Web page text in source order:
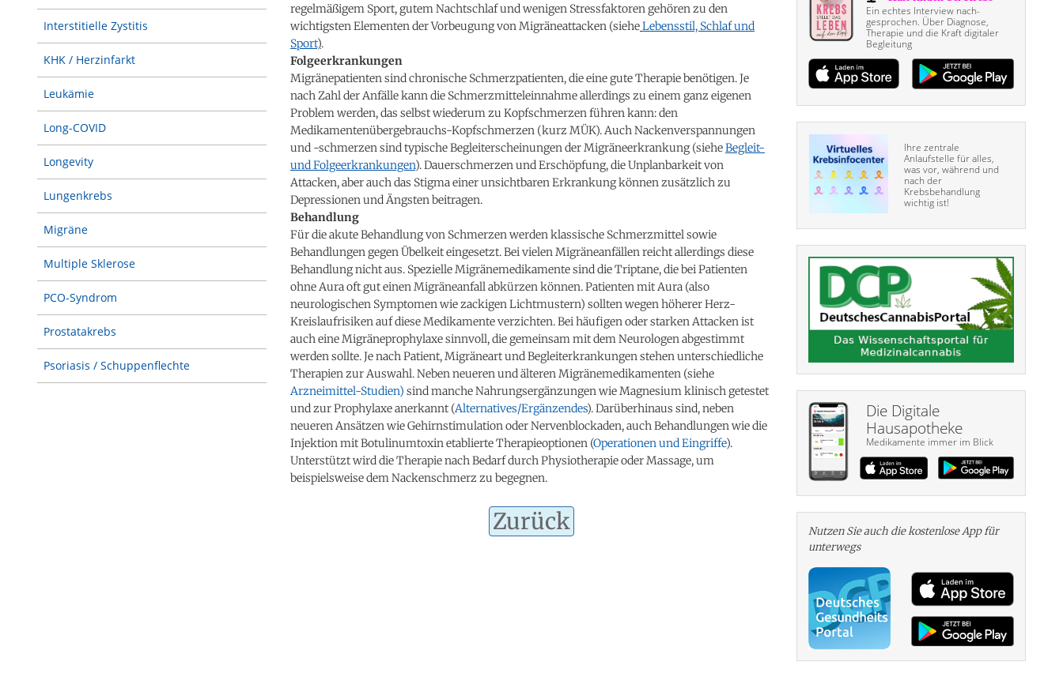
Interstitielle Zystitis
KHK / Herzinfarkt
Leukämie
Long-COVID
Longevity
Lungenkrebs
Migräne
Multiple Sklerose
PCO-Syndrom
Prostatakrebs
Psoriasis / Schuppenflechte
regelmäßigem Sport, gutem Nachtschlaf und wenigen Stressfaktoren gehören zu den
wichtigsten Elementen der Vorbeugung von Migräneattacken (sieheLebensstil, Schlaf und
Sport).
Folgeerkrankungen
Migränepatienten sind chronische Schmerzpatienten, die eine gute Therapie benötigen. Je
nach Zahl der Anfälle kann die Schmerzmitteleinnahme allerdings zu einem ganz eigenen
Problem werden, das selbst wiederum zu Kopfschmerzen führen kann: den
Medikamentenübergebrauchs-Kopfschmerzen (kurz MÜK). Auch Nackenverspannungen
und -schmerzen sind typische Begleiterscheinungen der Migräneerkrankung (sieheBegleit-
und Folgeerkrankungen). Dauerschmerzen und Erschöpfung, die Unplanbarkeit von
Attacken, aber auch das Stigma einer unsichtbaren Erkrankung können zusätzlich zu
Depressionen und Ängsten beitragen.
Behandlung
Für die akute Behandlung von Schmerzen werden klassische Schmerzmittel sowie
Behandlungen gegen Übelkeit eingesetzt. Bei vielen Migräneanfällen reicht allerdings diese
Behandlung nicht aus. Spezielle Migränemedikamente sind die Triptane, die bei Patienten
ohne Aura oft gut einen Migräneanfall abkürzen können. Patienten mit Aura (also
neurologischen Symptomen wie zackigen Lichtmustern) sollten wegen höherer Herz-
Kreislaufrisiken auf diese Medikamente verzichten. Bei häufigen oder starken Attacken ist
auch eine Migräneprophylaxe sinnvoll, die gemeinsam mit dem Neurologen abgestimmt
werden sollte. Je nach Patient, Migräneart und Begleiterkrankungen stehen unterschiedliche
Therapien zur Auswahl. Neben neueren und älteren Migränemedikamenten (siehe
Arzneimittel-Studien) sind manche Nahrungsergänzungen wie Magnesium klinisch getestet
und zur Prophylaxe anerkannt (Alternatives/Ergänzendes). Darüberhinaus sind, neben
neueren Ansätzen wie Gehirnstimulation oder Nervenblockaden, auch Behandlungen wie die
Injektion mit Botulinumtoxin etablierte Therapieoptionen (Operationen und Eingriffe).
Unterstützt wird die Therapie nach Bedarf durch Physiotherapie oder Massage, um
beispielsweise dem Nackenschmerz zu begegnen.
Zurück
Ein echtes Interview nach­
gesprochen. Über Diagnose,
Therapie und die Kraft digitaler
Begleitung
Ihre zentrale
Anlaufstelle für alles,
was vor, während und
nach der
Krebsbehandlung
wichtig ist!
Die Digitale
Hausapotheke
Medikamente immer im Blick
Nutzen Sie auch die kosten­lose App für
unterwegs